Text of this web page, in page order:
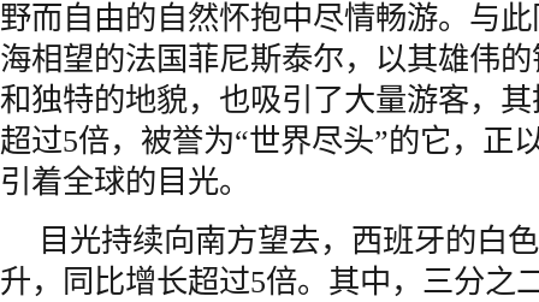
野而自由的自然怀抱中尽情畅游。与
海相望的法国菲尼斯泰尔，以其雄伟
和独特的地貌，也吸引了大量游客，
超过5倍，被誉为“世界尽头”的它，正
引着全球的目光。
目光持续向南方望去，西班牙的白
升，同比增长超过5倍。其中，三分之